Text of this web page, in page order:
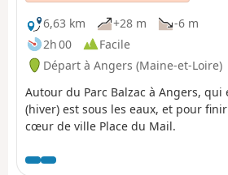
6,63 km
+28 m
-6 m
2h 00
Facile
Départ à Angers (Maine-et-Loire)
Autour du Parc Balzac à Angers, qui
(hiver) est sous les eaux, et pour
cœur de ville Place du Mail.